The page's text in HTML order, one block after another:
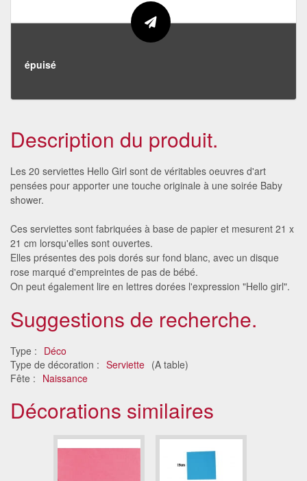
épuisé
Description du produit.
Les 20 serviettes Hello Girl sont de véritables oeuvres d'art
pensées pour apporter une touche originale à une soirée Baby
shower.
Ces serviettes sont fabriquées à base de papier et mesurent 21 x
21 cm lorsqu'elles sont ouvertes.
Elles présentes des pois dorés sur fond blanc, avec un disque
rose marqué d'empreintes de pas de bébé.
On peut également lire en lettres dorées l'expression "Hello girl".
Suggestions de recherche.
Type : Déco
Type de décoration : Serviette (A table)
Fête : Naissance
Décorations similaires